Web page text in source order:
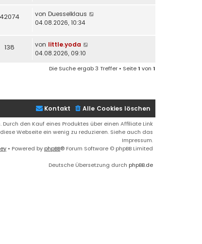
42074 von Duesselklaus
04.08.2026, 10:34
138 von little.yoda
04.08.2026, 09:10
Die Suche ergab 3 Treffer • Seite1 von 1
Alle Cookies löschen
Kontakt
den Kauf eines Produktes über einen Affiliate Link
Webseite ein wenig zu reduzieren. Siehe auch das
Impressum.
• Powered by phpBB® Forum Software © phpBB Limited
Deutsche Übersetzung durch phpBB.de